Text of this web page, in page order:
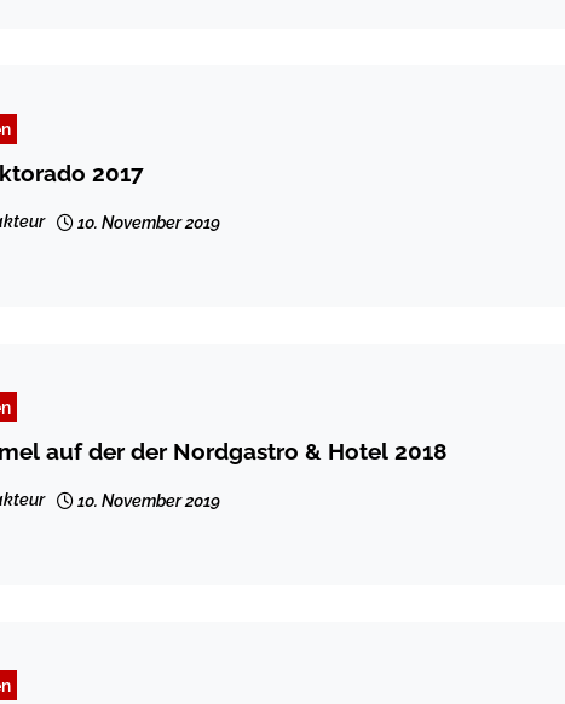
2017
10. November 2019
auf der der Nordgastro & Hotel 2018
10. November 2019